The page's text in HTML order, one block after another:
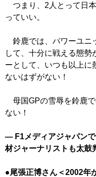
つまり、2人とって日
っていい。
鈴鹿では、パワーユニ
して、十分に戦える態
ーとして、いつも以上に
ないはずがない！
母国GPの雪辱を鈴鹿
ない！
― F1メディアジャパン
材ジャーナリストも太
●尾張正博さん＜2002年